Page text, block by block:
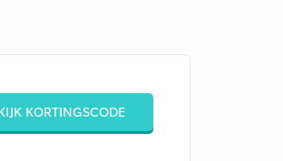
KORTINGSCODE